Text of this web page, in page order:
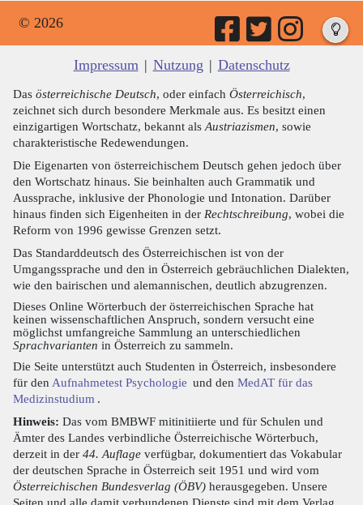
© 2026
Impressum | Nutzung | Datenschutz
Das österreichische Deutsch, oder einfach Österreichisch,
zeichnet sich durch besondere Merkmale aus. Es besitzt einen
einzigartigen Wortschatz, bekannt als Austriazismen, sowie
charakteristische Redewendungen.
Die Eigenarten von österreichischem Deutsch gehen jedoch über
den Wortschatz hinaus. Sie beinhalten auch Grammatik und
Aussprache, inklusive der Phonologie und Intonation. Darüber
hinaus finden sich Eigenheiten in der Rechtschreibung, wobei die
Reform von 1996 gewisse Grenzen setzt.
Das Standarddeutsch des Österreichischen ist von der
Umgangssprache und den in Österreich gebräuchlichen Dialekten,
wie den bairischen und alemannischen, deutlich abzugrenzen.
Dieses Online Wörterbuch der österreichischen Sprache hat
keinen wissenschaftlichen Anspruch, sondern versucht eine
möglichst umfangreiche Sammlung an unterschiedlichen
Sprachvarianten in Österreich zu sammeln.
Die Seite unterstützt auch Studenten in Österreich, insbesondere
für den Aufnahmetest Psychologie und den MedAT für das
Medizinstudium .
Hinweis: Das vom BMBWF mitinitiierte und für Schulen und
Ämter des Landes verbindliche Österreichische Wörterbuch,
derzeit in der 44. Auflage verfügbar, dokumentiert das Vokabular
der deutschen Sprache in Österreich seit 1951 und wird vom
Österreichischen Bundesverlag (ÖBV) herausgegeben. Unsere
Seiten und alle damit verbundenen Dienste sind mit dem Verlag